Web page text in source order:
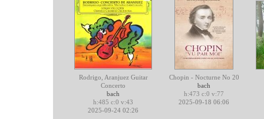
Rodrigo, Aranjuez Guitar
Concerto
bach
h:485 c:0 v:43
2025-09-24 02:26
Chopin - Nocturne No 20
bach
h:473 c:0 v:77
2025-09-18 06:06